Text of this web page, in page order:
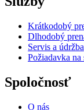
Krátkodobý
Dlhodobý
Servis a údržba
Požiadavka na
Spoločnosť
O nás